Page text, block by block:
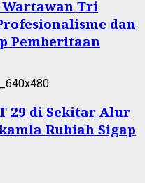
Tri
dan
Pemberitaan
29 di Sekitar Alur
Rubiah Sigap